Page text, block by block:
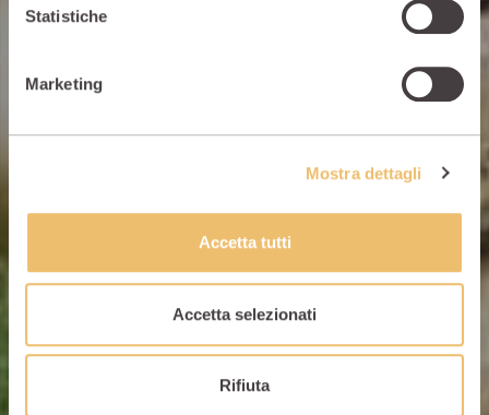
Statistiche
Marketing
Mostra dettagli
Accetta tutti
Accetta selezionati
Rifiuta